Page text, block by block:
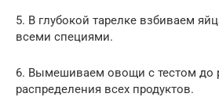
5. В глубокой тарелке взбиваем
всеми специями.
6. Вымешиваем овощи с тестом до
распределения всех продуктов.